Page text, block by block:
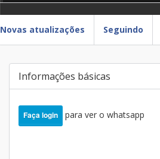
Novas atualizações Seguindo
Informações básicas
Faça login para ver o whatsapp